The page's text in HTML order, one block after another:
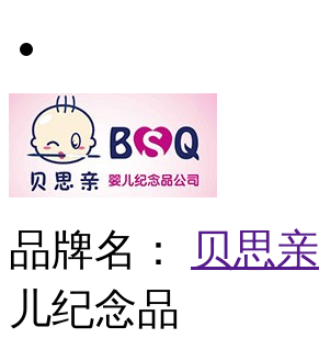
品牌名： 贝思亲
儿纪念品